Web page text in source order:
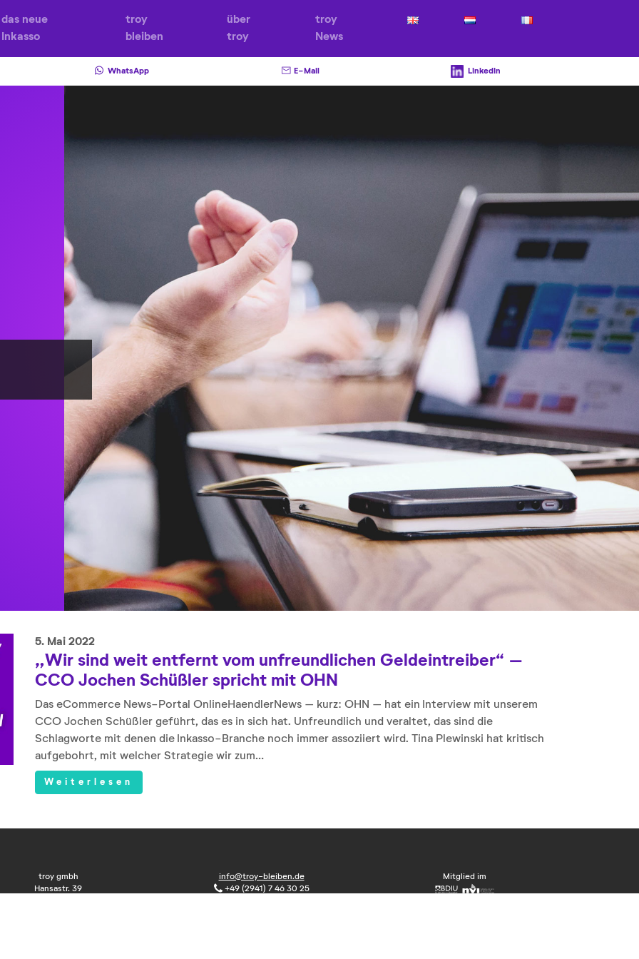
das neue
Inkasso
troy
bleiben
über
troy
troy
News
WhatsApp E-Mail LinkedIn
5. Mai 2022
„Wir sind weit entfernt vom unfreundlichen Geldeintreiber“ –
CCO Jochen Schüßler spricht mit OHN
Das eCommerce News-Portal OnlineHaendlerNews – kurz: OHN – hat ein Interview mit unserem
CCO Jochen Schüßler geführt, das es in sich hat. Unfreundlich und veraltet, das sind die
Schlagworte mit denen die Inkasso-Branche noch immer assoziiert wird. Tina Plewinski hat kritisch
aufgebohrt, mit welcher Strategie wir zum…
Weiterlesen
troy gmbh
Hansastr. 39
info@troy-bleiben.de
+49 (2941) 7 46 30 25
Mitglied im